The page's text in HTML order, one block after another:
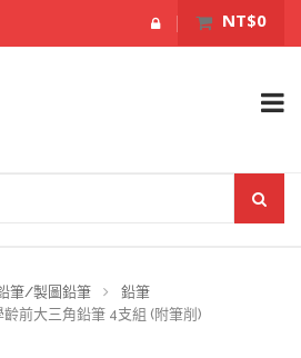
NT$0
筆/製圖鉛筆
鉛筆
前大三角鉛筆 4支組 (附筆削)